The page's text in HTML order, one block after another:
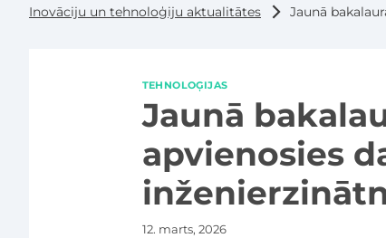
Inovāciju un tehnoloģiju aktualitātes Jaunā
TEHNOLOĢIJAS
Jaunā
apvienosies
12. marts, 2026